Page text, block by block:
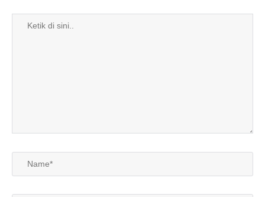
Ketik
Name*